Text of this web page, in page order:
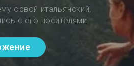
освой итальянский,
с его носителями